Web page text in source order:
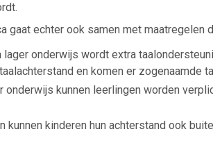
gaat echter ook samen met maatregelen
lager onderwijs wordt extra
en komen er zogenaamde
onderwijs kunnen leerlingen worden
kunnen kinderen hun achterstand ook